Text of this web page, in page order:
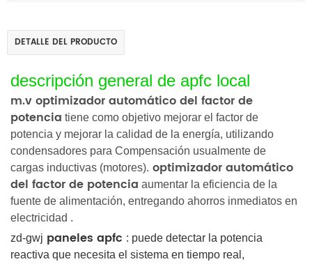
DETALLE DEL PRODUCTO
descripción general de apfc local
m.v optimizador automático del factor de
potencia tiene como objetivo mejorar el factor de
potencia y mejorar la calidad de la energía, utilizando
condensadores para Compensación usualmente de
cargas inductivas (motores). optimizador automático
del factor de potencia aumentar la eficiencia de la
fuente de alimentación, entregando ahorros inmediatos en
electricidad .
zd-gwj paneles apfc : puede detectar la potencia
reactiva que necesita el sistema en tiempo real,